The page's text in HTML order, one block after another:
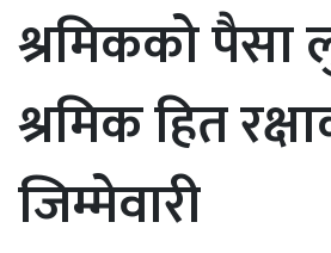
श्रमिकको पैसा
श्रमिक हित
जिम्मेवारी